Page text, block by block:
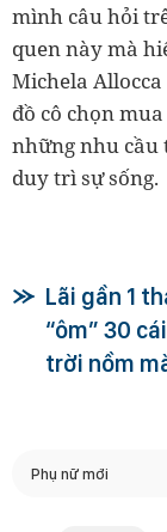
mình câu hỏi
quen này mà
Michela
đồ cô chọn
những nhu cầu
duy trì sự sống.
Lãi gần 1
“ôm” 30
trời nồm
Phụ nữ mới